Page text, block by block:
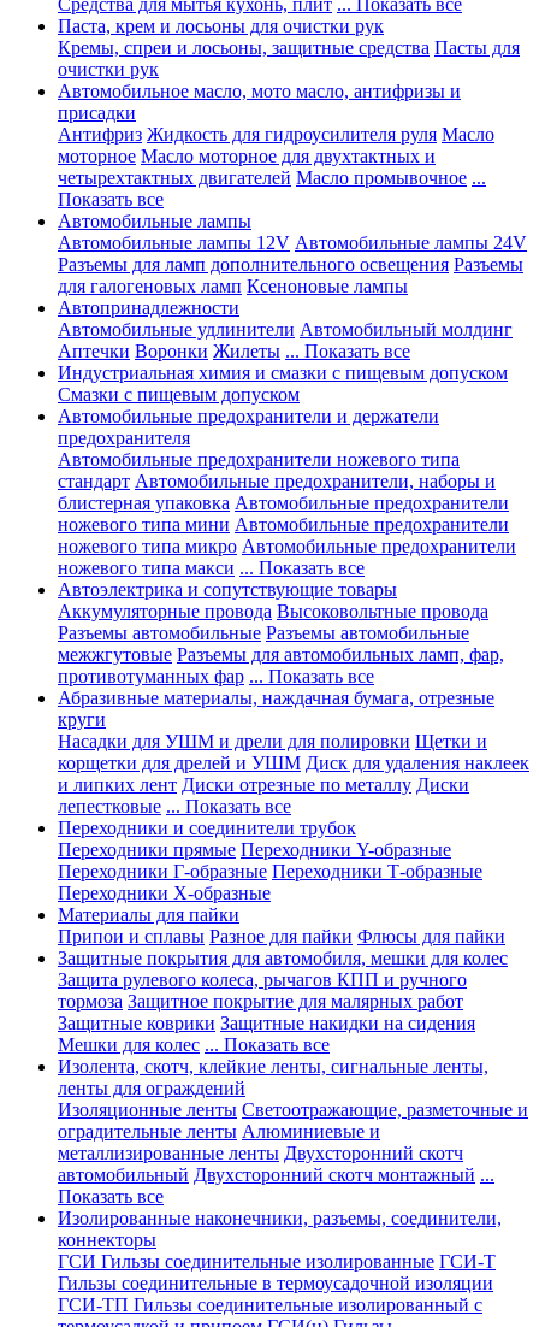
Средства для мытья кухонь, плит ... Показать все
Паста, крем и лосьоны для очистки рук
Кремы, спреи и лосьоны, защитные средства Пасты для
очистки рук
Автомобильное масло, мото масло, антифризы и
присадки
Антифриз Жидкость для гидроусилителя руля Масло
моторное Масло моторное для двухтактных и
четырехтактных двигателей Масло промывочное ...
Показать все
Автомобильные лампы
Автомобильные лампы 12V Автомобильные лампы 24V
Разъемы для ламп дополнительного освещения Разъемы
для галогеновых ламп Ксеноновые лампы
Автопринадлежности
Автомобильные удлинители Автомобильный молдинг
Аптечки Воронки Жилеты ... Показать все
Индустриальная химия и смазки с пищевым допуском
Смазки с пищевым допуском
Автомобильные предохранители и держатели
предохранителя
Автомобильные предохранители ножевого типа
стандарт Автомобильные предохранители, наборы и
блистерная упаковка Автомобильные предохранители
ножевого типа мини Автомобильные предохранители
ножевого типа микро Автомобильные предохранители
ножевого типа макси ... Показать все
Автоэлектрика и сопутствующие товары
Аккумуляторные провода Высоковольтные провода
Разъемы автомобильные Разъемы автомобильные
межжгутовые Разъемы для автомобильных ламп, фар,
противотуманных фар ... Показать все
Абразивные материалы, наждачная бумага, отрезные
круги
Насадки для УШМ и дрели для полировки Щетки и
корщетки для дрелей и УШМ Диск для удаления наклеек
и липких лент Диски отрезные по металлу Диски
лепестковые ... Показать все
Переходники и соединители трубок
Переходники прямые Переходники Y-образные
Переходники Г-образные Переходники Т-образные
Переходники Х-образные
Материалы для пайки
Припои и сплавы Разное для пайки Флюсы для пайки
Защитные покрытия для автомобиля, мешки для колес
Защита рулевого колеса, рычагов КПП и ручного
тормоза Защитное покрытие для малярных работ
Защитные коврики Защитные накидки на сидения
Мешки для колес ... Показать все
Изолента, скотч, клейкие ленты, сигнальные ленты,
ленты для ограждений
Изоляционные ленты Светоотражающие, разметочные и
оградительные ленты Алюминиевые и
металлизированные ленты Двухсторонний скотч
автомобильный Двухсторонний скотч монтажный ...
Показать все
Изолированные наконечники, разъемы, соединители,
коннекторы
ГСИ Гильзы соединительные изолированные ГСИ-Т
Гильзы соединительные в термоусадочной изоляции
ГСИ-ТП Гильзы соединительные изолированный с